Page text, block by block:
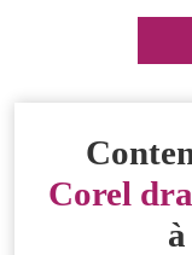
Corel